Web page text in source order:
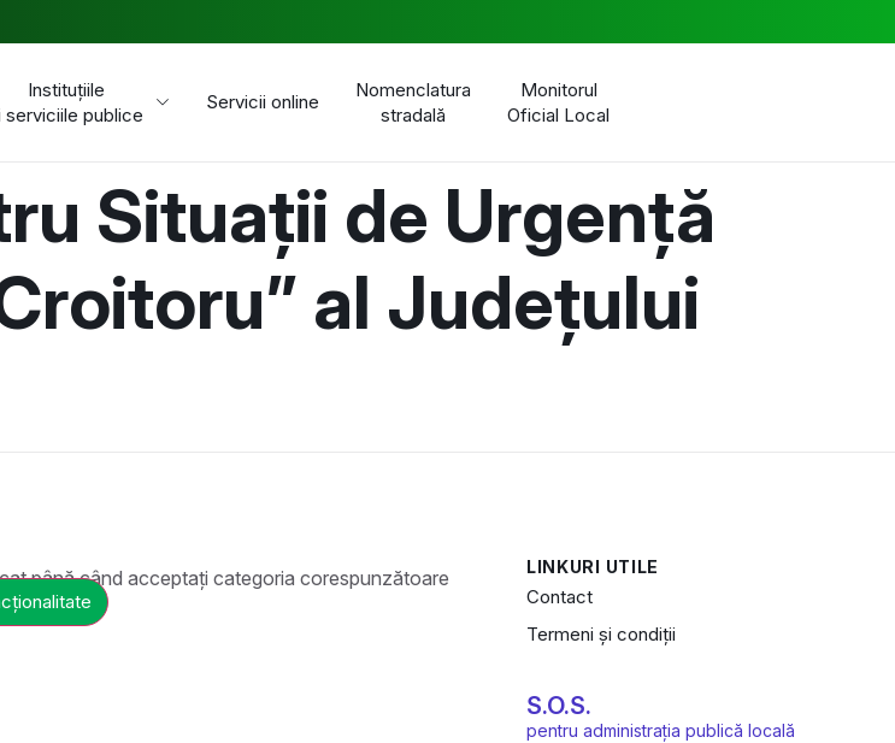
Instituțiile
serviciile publice
Servicii online
Nomenclatura
stradală
Monitorul
Oficial Local
Situații de Urgență
al Județului
LINKURI UTILE
Contact
Termeni și condiții
S.O.S.
pentru administrația publică locală